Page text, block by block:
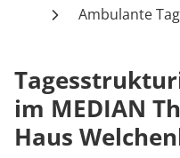
KarriereAmbulante
im MEDIAN
Haus